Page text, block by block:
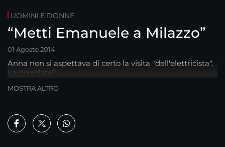
UOMINI E DONNE
“Metti Emanuele a Milazzo”
01 Agosto 2014
Anna non si aspettava di certo la visita "dell'elettricista".
La ricordate?
MOSTRA ALTRO